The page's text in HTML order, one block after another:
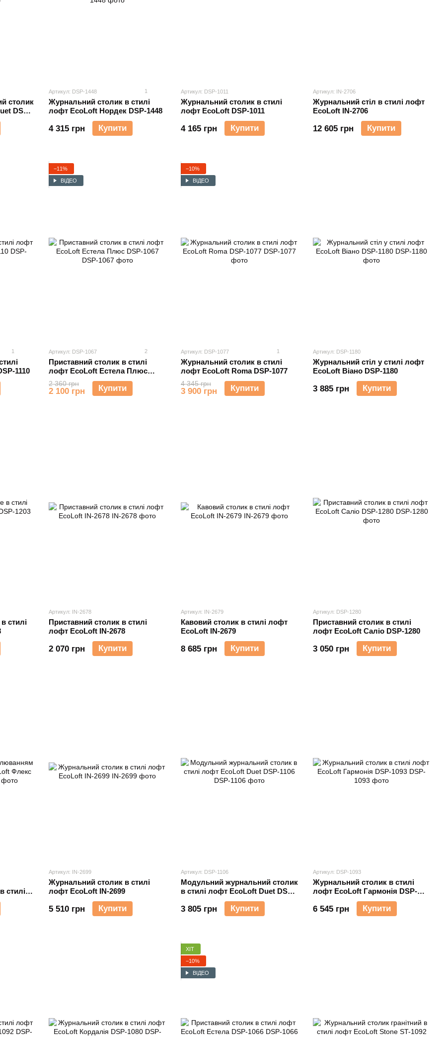
столик
DSP-
Артикул: DSP-1448 1
Журнальний столик в стилі
лофт EcoLoft Нордек DSP-1448
4 315 грн Купити
Артикул: DSP-1011
Журнальний столик в стилі
лофт EcoLoft DSP-1011
4 165 грн Купити
Артикул: IN-2706
Журнальний стіл в стилі лофт
EcoLoft IN-2706
12 605 грн Купити
1
1110
−11%
ВІДЕО
Артикул: DSP-1067 2
Приставний столик в стилі
лофт EcoLoft Естела Плюс
DSP-1067
2 360 грн
2 100 грн Купити
−10%
ВІДЕО
Артикул: DSP-1077 1
Журнальний столик в стилі
лофт EcoLoft Roma DSP-1077
4 345 грн
3 900 грн Купити
Артикул: DSP-1180
Журнальний стіл у стилі лофт
EcoLoft Віано DSP-1180
3 885 грн Купити
стилі
Артикул: IN-2678
Приставний столик в стилі
лофт EcoLoft IN-2678
2 070 грн Купити
Артикул: IN-2679
Кавовий столик в стилі лофт
EcoLoft IN-2679
8 685 грн Купити
Артикул: DSP-1280
Приставний столик в стилі
лофт EcoLoft Саліо DSP-1280
3 050 грн Купити
стилі
1386
Артикул: IN-2699
Журнальний столик в стилі
лофт EcoLoft IN-2699
5 510 грн Купити
Артикул: DSP-1106
Модульний журнальний столик
в стилі лофт EcoLoft Duet DSP-
3 805 грн Купити
Артикул: DSP-1093
Журнальний столик в стилі
лофт EcoLoft Гармонія DSP-
6 545 грн Купити
ХІТ
−10%
ВІДЕО